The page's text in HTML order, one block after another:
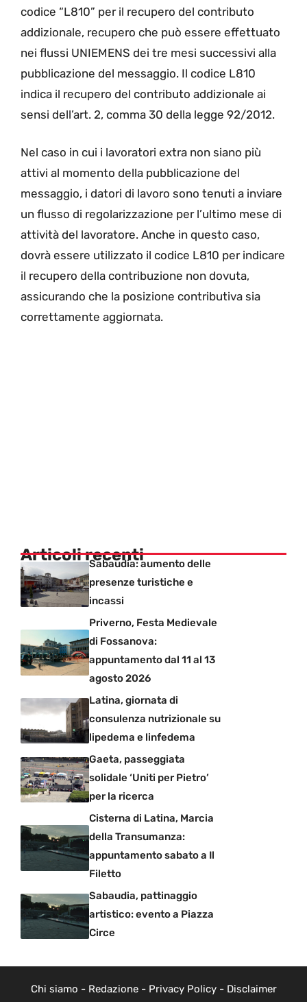
codice “L810” per il recupero del contributo
addizionale, recupero che può essere effettuato
nei flussi UNIEMENS dei tre mesi successivi alla
pubblicazione del messaggio. Il codice L810
indica il recupero del contributo addizionale ai
sensi dell’art. 2, comma 30 della legge 92/2012.
Nel caso in cui i lavoratori extra non siano più
attivi al momento della pubblicazione del
messaggio, i datori di lavoro sono tenuti a inviare
un flusso di regolarizzazione per l’ultimo mese di
attività del lavoratore. Anche in questo caso,
dovrà essere utilizzato il codice L810 per indicare
il recupero della contribuzione non dovuta,
assicurando che la posizione contributiva sia
correttamente aggiornata.
Articoli recentiSabaudia: aumento delle
presenze turistiche e
incassi
Priverno, Festa Medievale
di Fossanova:
appuntamento dal 11 al 13
agosto 2026
Latina, giornata di
consulenza nutrizionale su
lipedema e linfedema
Gaeta, passeggiata
solidale ‘Uniti per Pietro’
per la ricerca
Cisterna di Latina, Marcia
della Transumanza:
appuntamento sabato a Il
Filetto
Sabaudia, pattinaggio
artistico: evento a Piazza
Circe
Chi siamo - Redazione- Privacy Policy- Disclaimer